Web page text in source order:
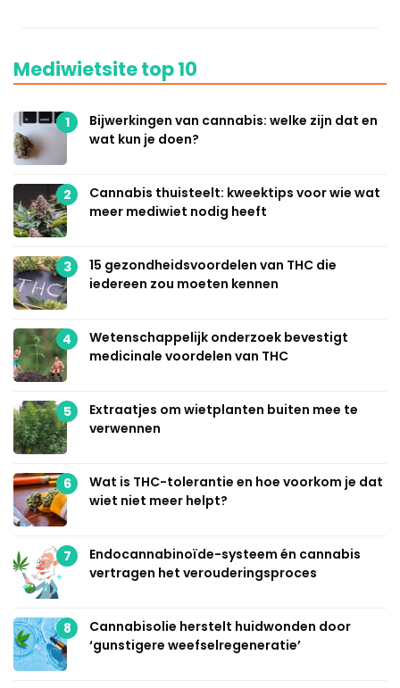
Mediwietsite top 10
1
Bijwerkingen van cannabis: welke zijn dat en
wat kun je doen?
2
Cannabis thuisteelt: kweektips voor wie wat
meer mediwiet nodig heeft
3
15 gezondheidsvoordelen van THC die
iedereen zou moeten kennen
4
Wetenschappelijk onderzoek bevestigt
medicinale voordelen van THC
5
Extraatjes om wietplanten buiten mee te
verwennen
6
Wat is THC-tolerantie en hoe voorkom je dat
wiet niet meer helpt?
7
Endocannabinoïde-systeem én cannabis
vertragen het verouderingsproces
8
Cannabisolie herstelt huidwonden door
‘gunstigere weefselregeneratie’